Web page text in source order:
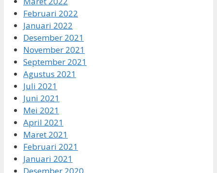
Februari 2022
Januari 2022
Desember 2021
November 2021
September 2021
Agustus 2021
Juli 2021
Juni 2021
Mei 2021
April 2021
Maret 2021
Februari 2021
Januari 2021
Desember 2020